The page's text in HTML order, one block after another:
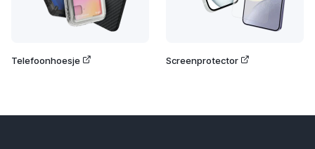
Telefoonhoesje Screenprotector